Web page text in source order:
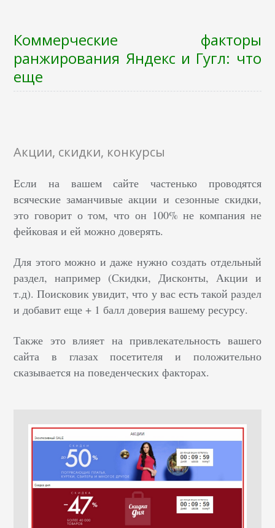
Коммерческие факторы
ранжирования Яндекс и Гугл: что
еще
Акции, скидки, конкурсы
Если на вашем сайте частенько проводятся
всяческие заманчивые акции и сезонные скидки,
это говорит о том, что он 100% не компания не
фейковая и ей можно доверять.
Для этого можно и даже нужно создать отдельный
раздел, например (Скидки, Дисконты, Акции и
т.д). Поисковик увидит, что у вас есть такой раздел
и добавит еще + 1 балл доверия вашему ресурсу.
Также это влияет на привлекательность вашего
сайта в глазах посетителя и положительно
сказывается на поведенческих факторах.